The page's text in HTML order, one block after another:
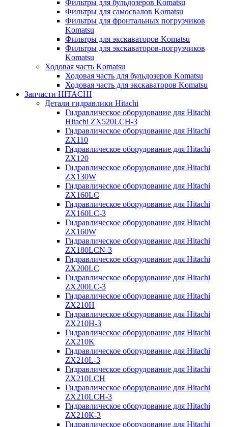
Фильтры для бульдозеров Komatsu
Фильтры для самосвалов Komatsu
Фильтры для фронтальных погрузчиков
Komatsu
Фильтры для экскаваторов Komatsu
Фильтры для экскаваторов-погрузчиков
Komatsu
Ходовая часть Komatsu
Ходовая часть для бульдозеров Komatsu
Ходовая часть для экскаваторов Komatsu
Запчасти HITACHI
Детали гидравлики Hitachi
Гидравлическое оборудование для Hitachi
Hitachi ZX520LCH-3
Гидравлическое оборудование для Hitachi
ZX110
Гидравлическое оборудование для Hitachi
ZX120
Гидравлическое оборудование для Hitachi
ZX130W
Гидравлическое оборудование для Hitachi
ZX160LC
Гидравлическое оборудование для Hitachi
ZX160LC-3
Гидравлическое оборудование для Hitachi
ZX160W
Гидравлическое оборудование для Hitachi
ZX180LCN-3
Гидравлическое оборудование для Hitachi
ZX200LC
Гидравлическое оборудование для Hitachi
ZX200LC-3
Гидравлическое оборудование для Hitachi
ZX210H
Гидравлическое оборудование для Hitachi
ZX210H-3
Гидравлическое оборудование для Hitachi
ZX210K
Гидравлическое оборудование для Hitachi
ZX210L-3
Гидравлическое оборудование для Hitachi
ZX210LCH
Гидравлическое оборудование для Hitachi
ZX210LCH-3
Гидравлическое оборудование для Hitachi
ZX210К-3
Гидравлическое оборудование для Hitachi